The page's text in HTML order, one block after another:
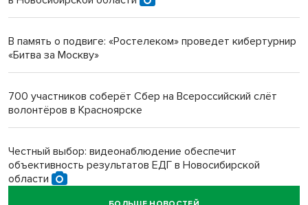
Инвалид получил условный срок за избиение врачей
Новосибирский преподаватель с женой вошли в топ-16
Обновлённое отделение ВТБ открылось в Искитиме
В память о подвиге: «Ростелеком» проведет кибертурнир
«Битва за Москву»
700 участников соберёт Сбер на Всероссийский слёт
волонтёров в Красноярске
Честный выбор: видеонаблюдение обеспечит
объективность результатов ЕДГ в Новосибирской
области